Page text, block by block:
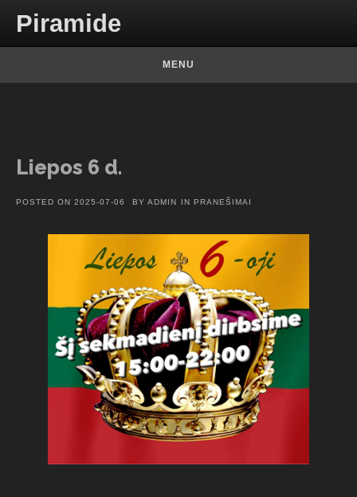
Piramide
MENU
Liepos 6 d.
POSTED ON 2025-07-06 BY ADMIN IN PRANEŠIMAI